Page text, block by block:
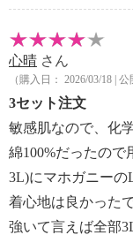
心晴 さん
（購入日： 2026/03/18 | 公
3セット注文
敏感肌なので、化
綿100%だったので
3L)にマホガニーの
着心地は良かった
強いて言えば全部